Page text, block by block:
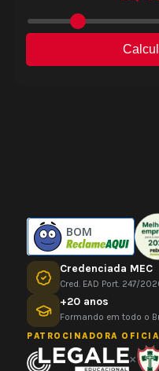
BOM
Credenciada MEC
Cred. EAD Port. 247/
+20 anos
Formando em todo o
PATROCINADORA
×